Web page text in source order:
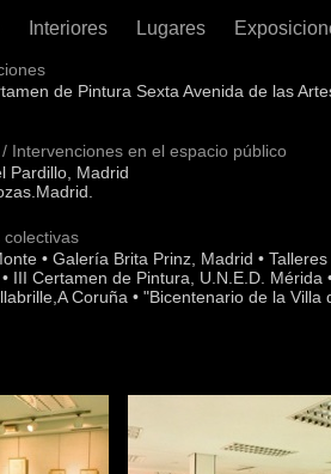
Interiores Lugares
de Pintura Sexta Avenida de las
Intervenciones en el espacio público
Pardillo, Madrid
colectivas
• Galería Brita Prinz, Madrid •
III Certamen de Pintura, U.N.E.D. Mérida
Coruña • "Bicentenario de la